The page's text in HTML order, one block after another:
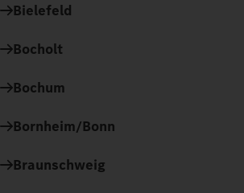
Bielefeld
Bocholt
Bochum
Bornheim/Bonn
Braunschweig